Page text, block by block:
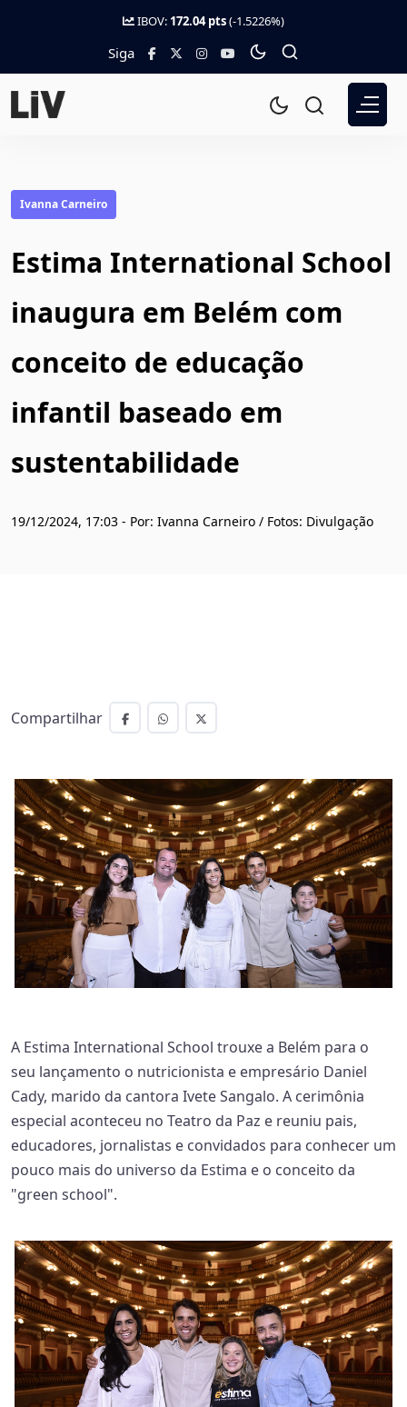
IBOV: 172.04 pts(-1.5226%)
Siga
Ivanna Carneiro
Estima International School
inaugura em Belém com
conceito de educação
infantil baseado em
sustentabilidade
19/12/2024, 17:03 - Por: Ivanna Carneiro / Fotos: Divulgação
Compartilhar
A Estima International School trouxe a Belém para o
seu lançamento o nutricionista e empresário Daniel
Cady, marido da cantora Ivete Sangalo. A cerimônia
especial aconteceu no Teatro da Paz e reuniu pais,
educadores, jornalistas e convidados para conhecer um
pouco mais do universo da Estima e o conceito da
"green school".